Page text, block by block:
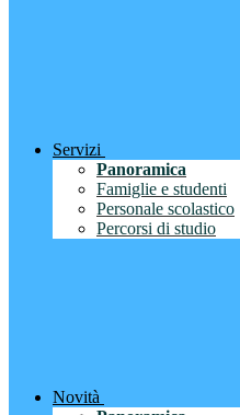
Servizi
Panoramica
Famiglie e studenti
Personale scolastico
Percorsi di studio
Novità